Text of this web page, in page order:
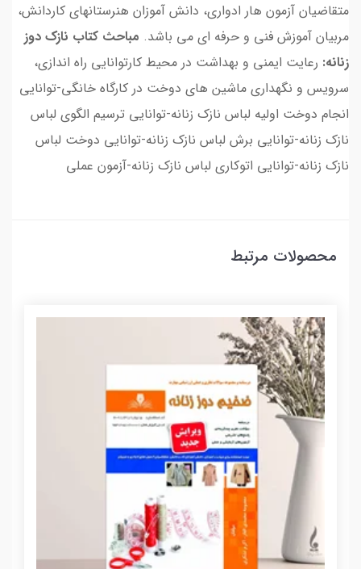
متقاضیان آزمون هار ادواری، دانش آموزان هنرستانهای کاردانش،
مربیان آموزش فنی و حرفه ای می باشد. مباحث کتاب نازک دوز
زنانه: رعایت ایمنی و بهداشت در محیط کارتوانایی راه اندازی،
سرویس و نگهداری ماشین های دوخت در کارگاه خانگی-توانایی
انجام دوخت اولیه لباس نازک زنانه-توانایی ترسیم الگوی لباس
نازک زنانه-توانایی برش لباس نازک زنانه-توانایی دوخت لباس
نازک زنانه-توانایی اتوکاری لباس نازک زنانه-آزمون عملی
محصولات مرتبط